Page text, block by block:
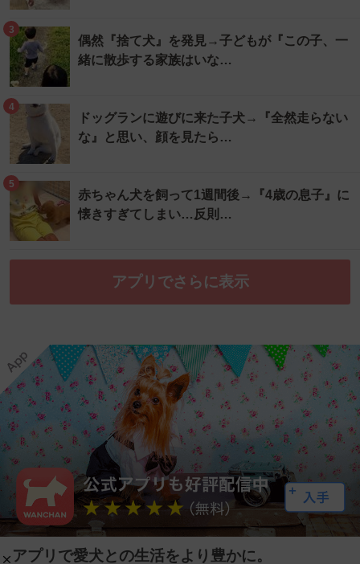
3
偶然『捨て犬』を発見→子どもが『この子、一
緒に散歩する家族はいな…
4
ドッグランに遊びに来た子犬→『全然走らない
な』と思い、顔を見たら…
5
赤ちゃん犬を飼って1週間後→『4歳の息子』に
懐きすぎてしまい…反則…
アプリでさらに表示
アプリで愛犬との生活をより豊かに。